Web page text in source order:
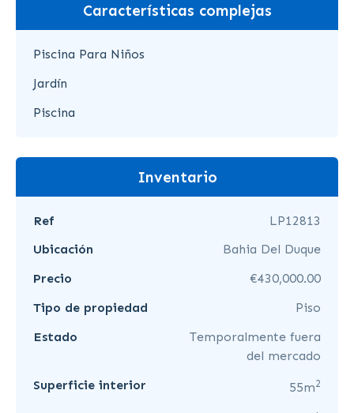
Características complejas
Piscina Para Niños
Jardín
Piscina
Inventario
Ref
LP12813
Ubicación
Bahia Del Duque
Precio
€430,000.00
Tipo de propiedad
Piso
Estado
Temporalmente fuera
del mercado
Superficie interior
55m2